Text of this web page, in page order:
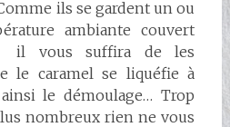
ils se gardent un ou
ambiante couvert
il vous suffira de les
le caramel se liquéfie à
le démoulage… Trop
nombreux rien ne vous